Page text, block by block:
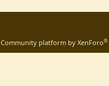
Community platform by XenForo®